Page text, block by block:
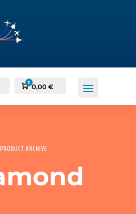
Panier
0
0,00€
PRODUCT ARCHIVE